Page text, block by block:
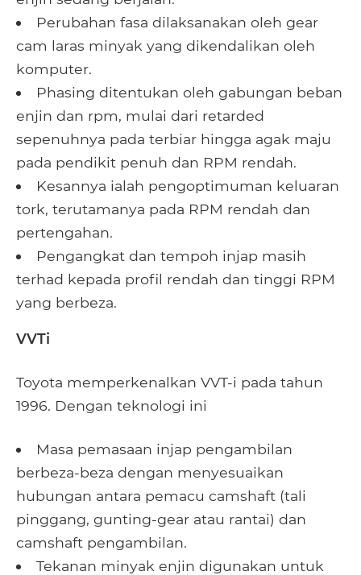
Perubahan fasa dilaksanakan oleh gear
cam laras minyak yang dikendalikan oleh
komputer.
Phasing ditentukan oleh gabungan beban
enjin dan rpm, mulai dari retarded
sepenuhnya pada terbiar hingga agak maju
pada pendikit penuh dan RPM rendah.
Kesannya ialah pengoptimuman keluaran
tork, terutamanya pada RPM rendah dan
pertengahan.
Pengangkat dan tempoh injap masih
terhad kepada profil rendah dan tinggi RPM
yang berbeza.
VVTi
Toyota memperkenalkan VVT-i pada tahun
1996. Dengan teknologi ini
Masa pemasaan injap pengambilan
berbeza-beza dengan menyesuaikan
hubungan antara pemacu camshaft (tali
pinggang, gunting-gear atau rantai) dan
camshaft pengambilan.
Tekanan minyak enjin digunakan untuk